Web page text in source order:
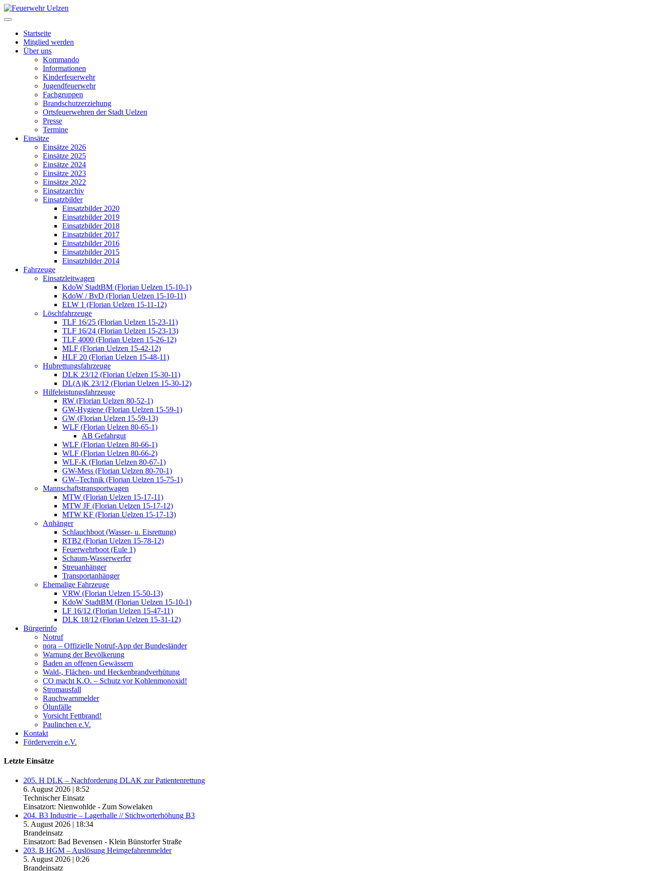
Startseite
Mitglied werden
Über uns
Kommando
Informationen
Kinderfeuerwehr
Jugendfeuerwehr
Fachgruppen
Brandschutzerziehung
Ortsfeuerwehren der Stadt Uelzen
Presse
Termine
Einsätze
Einsätze 2026
Einsätze 2025
Einsätze 2024
Einsätze 2023
Einsätze 2022
Einsatzarchiv
Einsatzbilder
Einsatzbilder 2020
Einsatzbilder 2019
Einsatzbilder 2018
Einsatzbilder 2017
Einsatzbilder 2016
Einsatzbilder 2015
Einsatzbilder 2014
Fahrzeuge
Einsatzleitwagen
KdoW StadtBM (Florian Uelzen 15-10-1)
KdoW / BvD (Florian Uelzen 15-10-11)
ELW 1 (Florian Uelzen 15-11-12)
Löschfahrzeuge
TLF 16/25 (Florian Uelzen 15-23-11)
TLF 16/24 (Florian Uelzen 15-23-13)
TLF 4000 (Florian Uelzen 15-26-12)
MLF (Florian Uelzen 15-42-12)
HLF 20 (Florian Uelzen 15-48-11)
Hubrettungsfahrzeuge
DLK 23/12 (Florian Uelzen 15-30-11)
DL(A)K 23/12 (Florian Uelzen 15-30-12)
Hilfeleistungsfahrzeuge
RW (Florian Uelzen 80-52-1)
GW-Hygiene (Florian Uelzen 15-59-1)
GW (Florian Uelzen 15-59-13)
WLF (Florian Uelzen 80-65-1)
AB Gefahrgut
WLF (Florian Uelzen 80-66-1)
WLF (Florian Uelzen 80-66-2)
WLF-K (Florian Uelzen 80-67-1)
GW-Mess (Florian Uelzen 80-70-1)
GW–Technik (Florian Uelzen 15-75-1)
Mannschaftstransportwagen
MTW (Florian Uelzen 15-17-11)
MTW JF (Florian Uelzen 15-17-12)
MTW KF (Florian Uelzen 15-17-13)
Anhänger
Schlauchboot (Wasser- u. Eisrettung)
RTB2 (Florian Uelzen 15-78-12)
Feuerwehrboot (Eule 1)
Schaum-Wasserwerfer
Streuanhänger
Transportanhänger
Ehemalige Fahrzeuge
VRW (Florian Uelzen 15-50-13)
KdoW StadtBM (Florian Uelzen 15-10-1)
LF 16/12 (Florian Uelzen 15-47-11)
DLK 18/12 (Florian Uelzen 15-31-12)
Bürgerinfo
Notruf
nora – Offizielle Notruf-App der Bundesländer
Warnung der Bevölkerung
Baden an offenen Gewässern
Wald-, Flächen- und Heckenbrandverhütung
CO macht K.O. – Schutz vor Kohlenmonoxid!
Stromausfall
Rauchwarnmelder
Ölunfälle
Vorsicht Fettbrand!
Paulinchen e.V.
Kontakt
Förderverein e.V.
Letzte Einsätze
205. H DLK – Nachforderung DLAK zur Patientenrettung
6. August 2026 | 8:52
Technischer Einsatz
Einsatzort: Nienwohlde - Zum Sowelaken
204. B3 Industrie – Lagerhalle // Stichworterhöhung B3
5. August 2026 | 18:34
Brandeinsatz
Einsatzort: Bad Bevensen - Klein Bünstorfer Straße
203. B HGM – Auslösung Heimgefahrenmelder
5. August 2026 | 0:26
Brandeinsatz